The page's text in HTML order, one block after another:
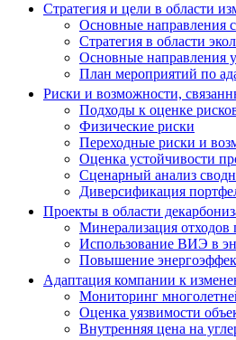
Стратегия и цели в области
Основные направления
Стратегия в области
Основные направления
План мероприятий по
Риски и возможности,
Подходы к оценке
Физические риски
Переходные риски и
Оценка устойчивости
Сценарный анализ
Диверсификация
Проекты в области
Минерализация отходов
Использование ВИЭ в
Повышение
Адаптация компании к
Мониторинг
Оценка уязвимости
Внутренняя цена на